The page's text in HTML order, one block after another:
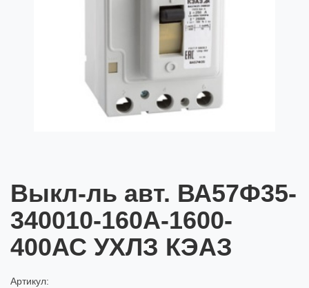
Выкл-ль авт. ВА57Ф35-
340010-160А-1600-
400АС УХЛЗ КЭАЗ
Артикул: